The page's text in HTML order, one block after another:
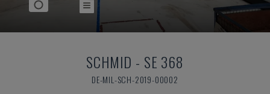
SCHMID - SE 368
DE-MIL-SCH-2019-00002